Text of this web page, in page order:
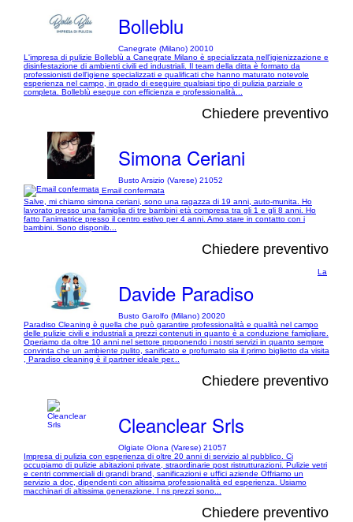
Bolleblu
Canegrate (Milano) 20010
L'impresa di pulizie Bolleblù a Canegrate Milano è specializzata nell'igienizzazione e
disinfestazione di ambienti civili ed industriali. Il team della ditta è formato da
professionisti dell'igiene specializzati e qualificati che hanno maturato notevole
esperienza nel campo, in grado di eseguire qualsiasi tipo di pulizia parziale o
completa. Bolleblù esegue con efficienza e professionalità...
Chiedere preventivo
Simona Ceriani
Busto Arsizio (Varese) 21052
Email confermata
Salve, mi chiamo simona ceriani, sono una ragazza di 19 anni, auto-munita. Ho
lavorato presso una famiglia di tre bambini età compresa tra gli 1 e gli 8 anni. Ho
fatto l'animatrice presso il centro estivo per 4 anni. Amo stare in contatto con i
bambini. Sono disponib...
Chiedere preventivo
Davide Paradiso
Busto Garolfo (Milano) 20020
La
Paradiso Cleaning è quella che può garantire professionalità e qualità nel campo
delle pulizie civili e industriali a prezzi contenuti in quanto è a conduzione famigliare.
Operiamo da oltre 10 anni nel settore proponendo i nostri servizi in quanto sempre
convinta che un ambiente pulito, sanificato e profumato sia il primo biglietto da visita
, Paradiso cleaning è il partner ideale per...
Chiedere preventivo
Cleanclear Srls
Olgiate Olona (Varese) 21057
Impresa di pulizia con esperienza di oltre 20 anni di servizio al pubblico. Ci
occupiamo di pulizie abitazioni private, straordinarie post ristrutturazioni. Pulizie vetri
e centri commerciali di grandi brand, sanificazioni e uffici aziende Offriamo un
servizio a doc, dipendenti con altissima professionalità ed esperienza. Usiamo
macchinari di altissima generazione. I ns prezzi sono...
Chiedere preventivo